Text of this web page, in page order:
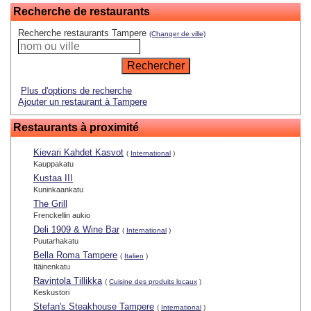
Recherche de restaurants
Recherche restaurants Tampere (Changer de ville)
Plus d'options de recherche
Ajouter un restaurant à Tampere
Restaurants à proximité
Kievari Kahdet Kasvot ( International )
Kauppakatu
Kustaa III
Kuninkaankatu
The Grill
Frenckellin aukio
Deli 1909 & Wine Bar ( International )
Puutarhakatu
Bella Roma Tampere ( Italien )
Itäinenkatu
Ravintola Tillikka ( Cuisine des produits locaux )
Keskustori
Stefan's Steakhouse Tampere ( International )